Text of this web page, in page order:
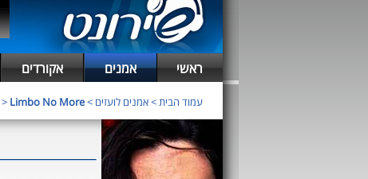
ראשי אמנים אקורדים
עמוד הבית>אמנים לועזים >
> Limbo No More